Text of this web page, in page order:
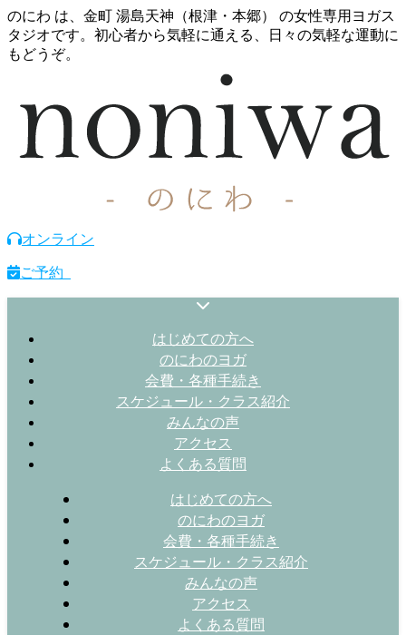
のにわ は、金町 湯島天神（根津・本郷） の女性専用ヨガス
タジオです。初心者から気軽に通える、日々の気軽な運動に
もどうぞ。
オンライン
ご予約
はじめての方へ
のにわのヨガ
会費・各種手続き
スケジュール・クラス紹介
みんなの声
アクセス
よくある質問
はじめての方へ
のにわのヨガ
会費・各種手続き
スケジュール・クラス紹介
みんなの声
アクセス
よくある質問